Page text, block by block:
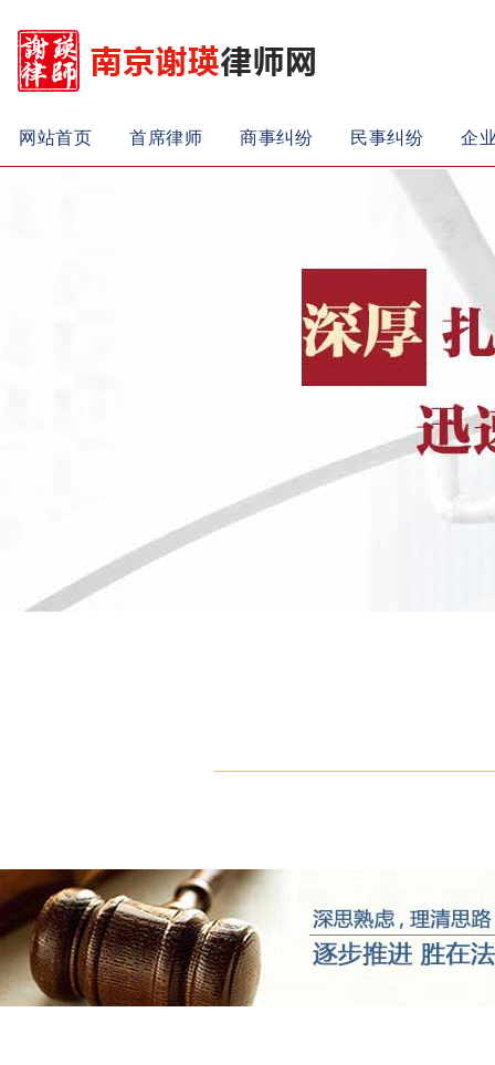
网站首页 首席律师 商事纠纷 民事纠纷 企